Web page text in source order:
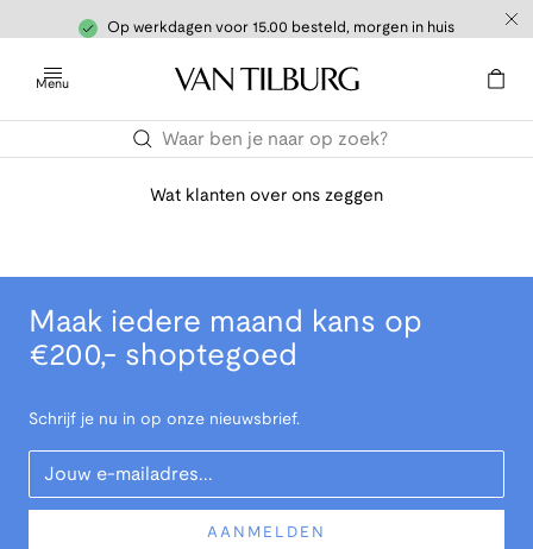
Op werkdagen voor 15.00 besteld, morgen in huis
Menu
Wat klanten over ons zeggen
Maak iedere maand kans op
€200,- shoptegoed
Schrijf je nu in op onze nieuwsbrief.
Your Email
AANMELDEN